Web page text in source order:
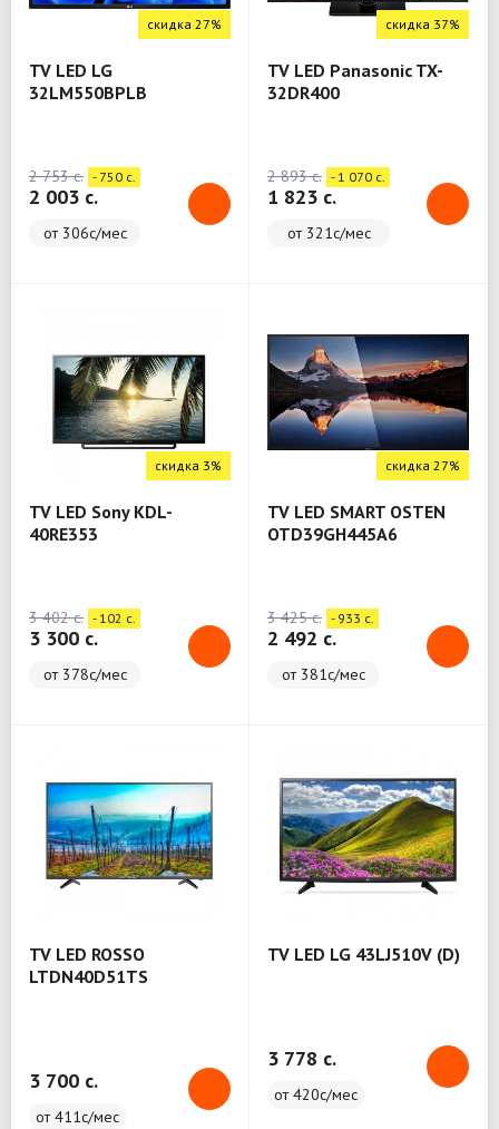
скидка 27%
TV LED LG
32LM550BPLB
2 753 c. - 750 c.
2 003 c.
от 306с/мес
скидка 37%
TV LED Panasonic TX-
32DR400
2 893 c. - 1 070 c.
1 823 c.
от 321с/мес
скидка 3%
TV LED Sony KDL-
40RE353
3 402 c. - 102 c.
3 300 c.
от 378с/мес
скидка 27%
TV LED SMART OSTEN
OTD39GH445A6
3 425 c. - 933 c.
2 492 c.
от 381с/мес
TV LED ROSSO
LTDN40D51TS
3 700 c.
от 411с/мес
TV LED LG 43LJ510V (D)
3 778 c.
от 420с/мес